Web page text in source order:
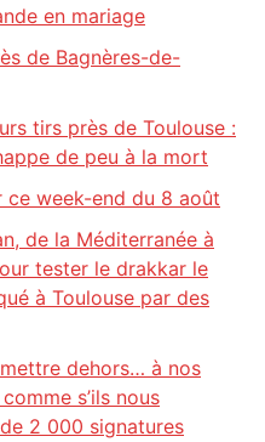
en mariage
de Bagnères-de-
tirs près de Toulouse :
de peu à la mort
week-end du 8 août
de la Méditerranée à
tester le drakkar le
à Toulouse par des
dehors… à nos
s’ils nous
2 000 signatures